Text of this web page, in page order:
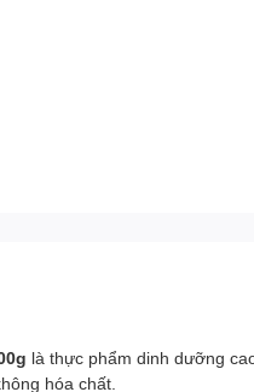
là thực phẩm dinh dưỡng
hóa chất.